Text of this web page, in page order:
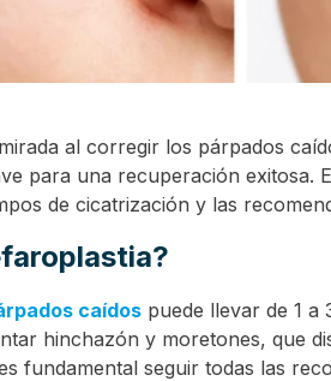
al corregir los párpados
para una recuperación exitosa.
de cicatrización y las
caídos puede llevar de 1 a
hinchazón y moretones, que
fundamental seguir todas las